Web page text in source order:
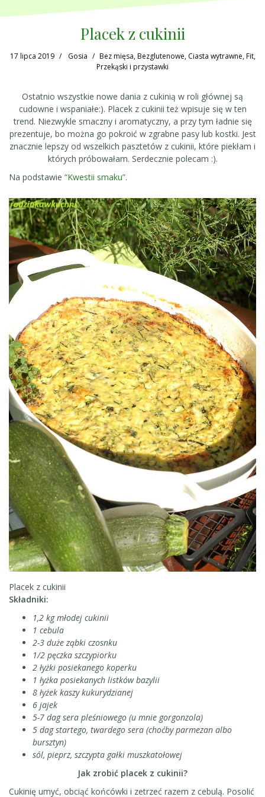
Placek z cukinii
17 lipca 2019 Gosia Bez mięsa,Bezglutenowe, Ciasta wytrawne,Fit,
Przekąski i przystawki
Ostatnio wszystkie nowe dania z cukinią w roli głównej są
cudowne i wspaniałe:). Placek z cukinii też wpisuje się w ten
trend. Niezwykle smaczny i aromatyczny, a przy tym ładnie się
prezentuje, bo można go pokroić w zgrabne pasy lub kostki. Jest
znacznie lepszy od wszelkich pasztetów z cukinii, które piekłam i
których próbowałam. Serdecznie polecam :).
Na podstawie “Kwestii smaku”.
Placek z cukinii
Składniki:
1,2 kg młodej cukinii
1 cebula
2-3 duże ząbki czosnku
1/2 pęczka szczypiorku
2 łyżki posiekanego koperku
1 łyżka posiekanych listków bazylii
8 łyżek kaszy kukurydzianej
6 jajek
5-7 dag sera pleśniowego (u mnie gorgonzola)
5 dag startego, twardego sera (choćby parmezan albo
bursztyn)
sól, pieprz, szczypta gałki muszkatołowej
Jak zrobić placek z cukinii?
Cukinię umyć, obciąć końcówki i zetrzeć razem z cebulą. Posolić